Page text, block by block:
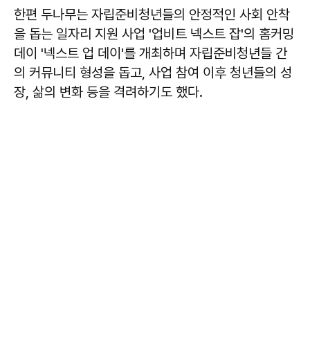
한편 두나무는 자립준비청년들의 안정적인 사회 안착
을 돕는 일자리 지원 사업 '업비트 넥스트 잡'의 홈커밍
데이 '넥스트 업 데이'를 개최하며 자립준비청년들 간
의 커뮤니티 형성을 돕고, 사업 참여 이후 청년들의 성
장, 삶의 변화 등을 격려하기도 했다.